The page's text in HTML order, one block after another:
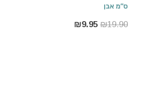
ס”מ אבן
₪19.90
₪9.95